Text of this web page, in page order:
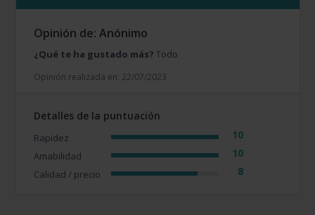
Opinión de: Anónimo
¿Qué te ha gustado más? Todo
Opinión realizada en: 22/07/2023
Detalles de la puntuación
Rapidez 10
Amabilidad 10
Calidad / precio 8